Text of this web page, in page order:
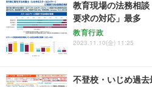
教育現場の法務相
要求の対応」最多
教育行政
2023.11.10(金) 11:25
不登校・いじめ過